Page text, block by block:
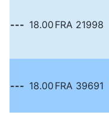
--- 18.00 FRA 21998
--- 18.00 FRA 39691